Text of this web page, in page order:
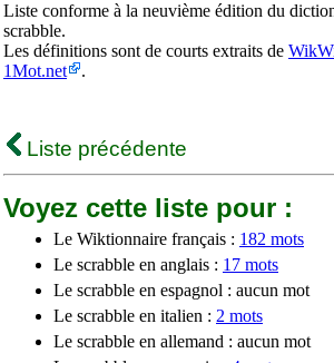
Liste conforme à la neuvième édition du
scrabble.
Les définitions sont de courts extraits de
1Mot.net
.
Liste précédente
Voyez cette liste pour :
Le Wiktionnaire français : 182 mots
Le scrabble en anglais : 17 mots
Le scrabble en espagnol : aucun mot
Le scrabble en italien : 2 mots
Le scrabble en allemand : aucun mot